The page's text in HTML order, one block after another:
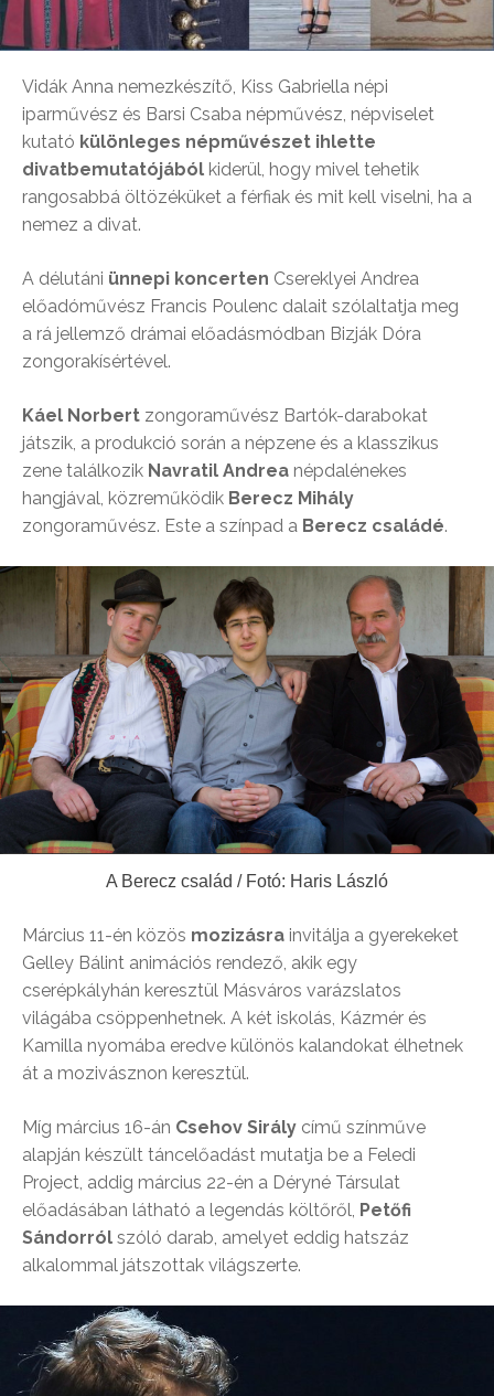
Vidák Anna nemezkészítő, Kiss Gabriella népi
iparművész és Barsi Csaba népművész, népviselet
kutató különleges népművészet ihlette
divatbemutatójából kiderül, hogy mivel tehetik
rangosabbá öltözéküket a férfiak és mit kell viselni, ha a
nemez a divat.
A délutáni ünnepi koncerten Csereklyei Andrea
előadóművész Francis Poulenc dalait szólaltatja meg
a rá jellemző drámai előadásmódban Bizják Dóra
zongorakísértével.
Káel Norbert zongoraművész Bartók-darabokat
játszik, a produkció során a népzene és a klasszikus
zene találkozik Navratil Andrea népdalénekes
hangjával, közreműködik Berecz Mihály
zongoraművész. Este a színpad a Berecz családé.
A Berecz család / Fotó: Haris László
Március 11-én közös mozizásra invitálja a gyerekeket
Gelley Bálint animációs rendező, akik egy
cserépkályhán keresztül Másváros varázslatos
világába csöppenhetnek. A két iskolás, Kázmér és
Kamilla nyomába eredve különös kalandokat élhetnek
át a mozivásznon keresztül.
Míg március 16-án Csehov Sirály című színműve
alapján készült táncelőadást mutatja be a Feledi
Project, addig március 22-én a Déryné Társulat
előadásában látható a legendás költőről, Petőfi
Sándorról szóló darab, amelyet eddig hatszáz
alkalommal játszottak világszerte.